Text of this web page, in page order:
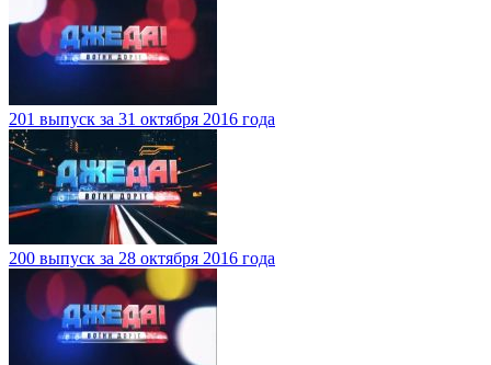
201 выпуск за 31 октября 2016 года
200 выпуск за 28 октября 2016 года